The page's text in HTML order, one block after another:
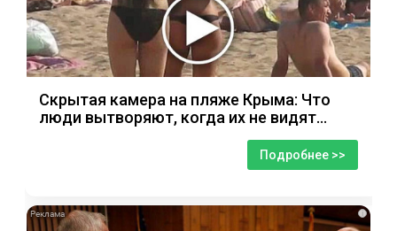
Скрытая камера на пляже Крыма: Что
люди вытворяют, когда их не видят...
Подробнее >>
i